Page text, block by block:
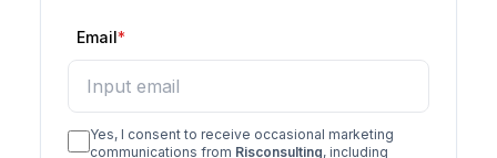
Email
Yes, I consent to receive occasional marketing
communications from Risconsulting, including